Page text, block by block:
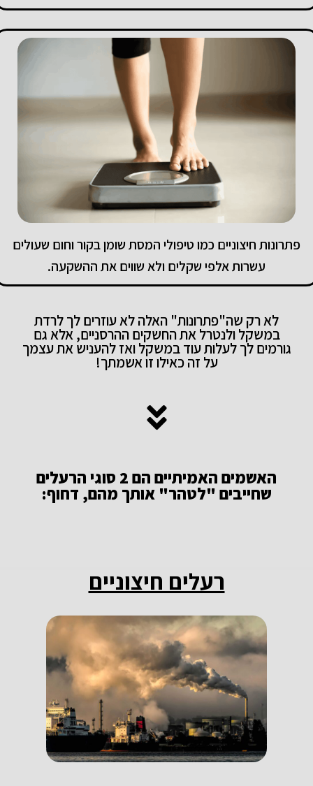
פתרונות חיצוניים כמו טיפולי המסת שומן בקור וחום שעולים
עשרות אלפי שקלים ולא שווים את ההשקעה.
לא רק שה"פתרונות" האלה לא עוזרים לך לרדת
במשקל ולנטרל את החשקים ההרסניים, אלא גם
גורמים לך לעלות עוד במשקל ואז להעניש את עצמך
על זה כאילו זו אשמתך!
האשמים האמיתיים הם 2 סוגי הרעלים
שחייבים "לטהר" אותך מהם, דחוף:
רעלים חיצוניים